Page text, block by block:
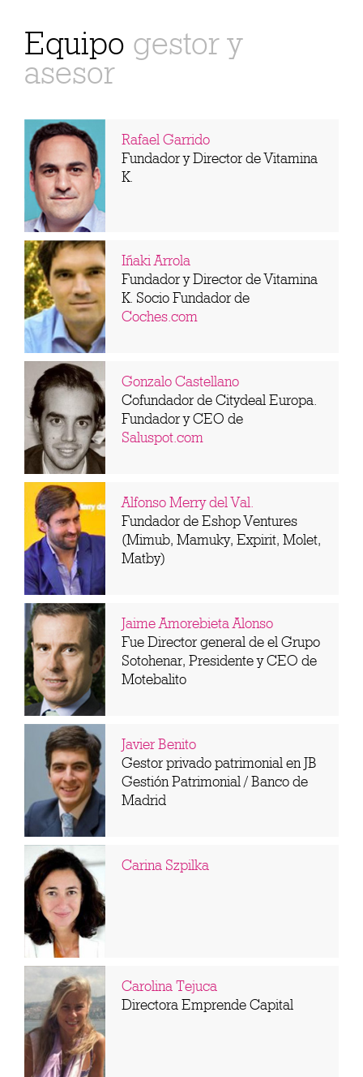
Equipo gestor y
asesor
Rafael Garrido
Fundador y Director de Vitamina
K.
Iñaki Arrola
Fundador y Director de Vitamina
K. Socio Fundador de
Coches.com
Gonzalo Castellano
Cofundador de Citydeal Europa.
Fundador y CEO de
Saluspot.com
Alfonso Merry del Val.
Fundador de Eshop Ventures
(Mimub, Mamuky, Expirit, Molet,
Matby)
Jaime Amorebieta Alonso
Fue Director general de el Grupo
Sotohenar, Presidente y CEO de
Motebalito
Javier Benito
Gestor privado patrimonial en JB
Gestión Patrimonial / Banco de
Madrid
Carina Szpilka
Carolina Tejuca
Directora Emprende Capital